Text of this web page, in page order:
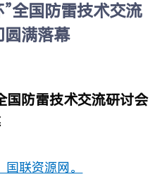
全国防雷技术交流
圆满落幕
国防雷技术交流研讨会
联资源网。